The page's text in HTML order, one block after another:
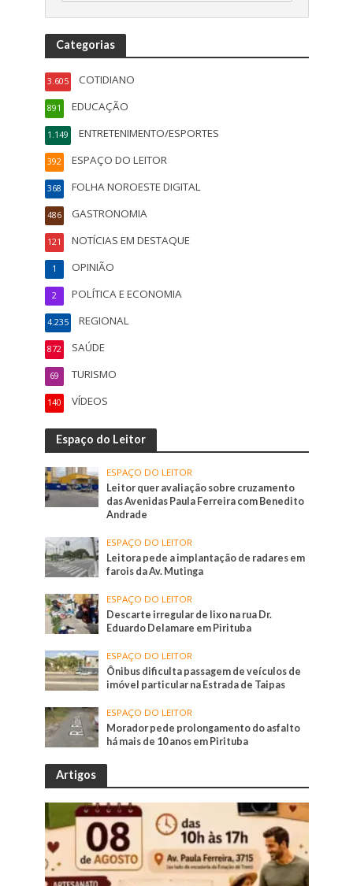
Categorias
COTIDIANO
3.605
EDUCAÇÃO
891
ENTRETENIMENTO/ESPORTES
1.149
ESPAÇO DO LEITOR
392
FOLHA NOROESTE DIGITAL
368
GASTRONOMIA
486
NOTÍCIAS EM DESTAQUE
121
OPINIÃO
1
POLÍTICA E ECONOMIA
2
REGIONAL
4.235
SAÚDE
872
TURISMO
69
VÍDEOS
140
Espaço do Leitor
ESPAÇO DO LEITOR
Leitor quer avaliação sobre cruzamento
das Avenidas Paula Ferreira com Benedito
Andrade
ESPAÇO DO LEITOR
Leitora pede a implantação de radares em
farois da Av. Mutinga
ESPAÇO DO LEITOR
Descarte irregular de lixo na rua Dr.
Eduardo Delamare em Pirituba
ESPAÇO DO LEITOR
Ônibus dificulta passagem de veículos de
imóvel particular na Estrada de Taipas
ESPAÇO DO LEITOR
Morador pede prolongamento do asfalto
há mais de 10 anos em Pirituba
Artigos